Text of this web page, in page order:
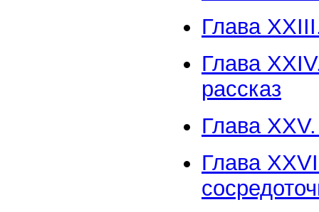
Глава
Глава
рассказ
Глава
Глава